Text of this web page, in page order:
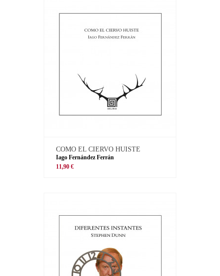
COMO EL CIERVO HUISTE
Iago Fernández Ferrán
11,90 €